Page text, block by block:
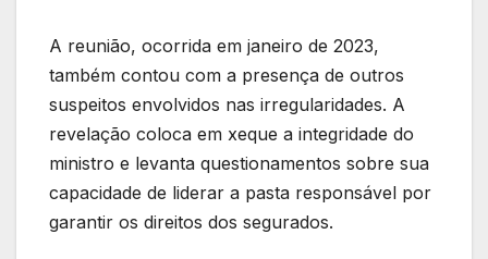
A reunião, ocorrida em janeiro de 2023,
também contou com a presença de outros
suspeitos envolvidos nas irregularidades. A
revelação coloca em xeque a integridade do
ministro e levanta questionamentos sobre sua
capacidade de liderar a pasta responsável por
garantir os direitos dos segurados.